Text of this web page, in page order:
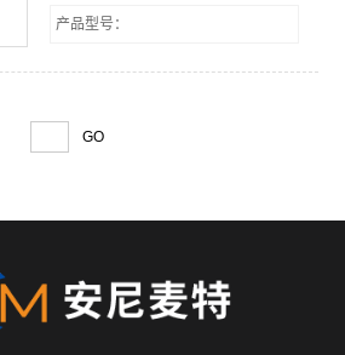
验，鉴别纸浆原材料性能和打浆工艺规
产品型号：